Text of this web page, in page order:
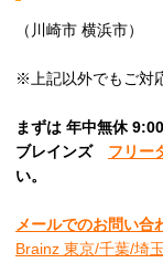
（川崎市 横浜市）
※上記以外でもご対
まずは 年中無休
ブレインズ フリー
い。
メールでのお問い合
Brainz 東京/千葉/埼